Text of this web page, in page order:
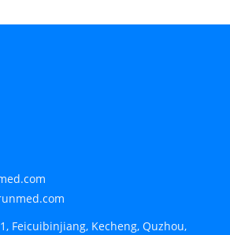
Feicuibinjiang, Kecheng, Quzhou,